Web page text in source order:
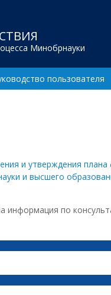
Минобрнауки
пользователя
и утверждения
и высшего
информация по